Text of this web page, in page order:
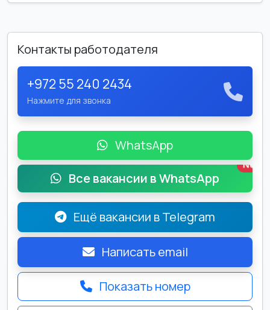
Контакты работодателя
+972 55 240 2434
Нажмите для звонка
WhatsApp
Все вакансии в WhatsApp
New
Ещё вакансии в Telegram
Написать email
Показать номер